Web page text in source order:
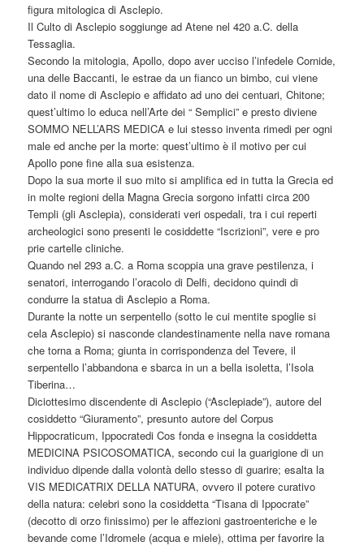
figura mitologica di Asclepio.
Il Culto di Asclepio soggiunge ad Atene nel 420 a.C. della
Tessaglia.
Secondo la mitologia, Apollo, dopo aver ucciso l’infedele Cornide,
una delle Baccanti, le estrae da un fianco un bimbo, cui viene
dato il nome di Asclepio e affidato ad uno dei centuari, Chitone;
quest’ultimo lo educa nell’Arte dei “ Semplici” e presto diviene
SOMMO NELL’ARS MEDICA e lui stesso inventa rimedi per ogni
male ed anche per la morte: quest’ultimo è il motivo per cui
Apollo pone fine alla sua esistenza.
Dopo la sua morte il suo mito si amplifica ed in tutta la Grecia ed
in molte regioni della Magna Grecia sorgono infatti circa 200
Templi (gli Asclepia), considerati veri ospedali, tra i cui reperti
archeologici sono presenti le cosiddette “Iscrizioni”, vere e pro
prie cartelle cliniche.
Quando nel 293 a.C. a Roma scoppia una grave pestilenza, i
senatori, interrogando l’oracolo di Delfi, decidono quindi di
condurre la statua di Asclepio a Roma.
Durante la notte un serpentello (sotto le cui mentite spoglie si
cela Asclepio) si nasconde clandestinamente nella nave romana
che torna a Roma; giunta in corrispondenza del Tevere, il
serpentello l’abbandona e sbarca in un a bella isoletta, l’Isola
Tiberina…
Diciottesimo discendente di Asclepio (“Asclepiade”), autore del
cosiddetto “Giuramento”, presunto autore del Corpus
Hippocraticum, Ippocratedi Cos fonda e insegna la cosiddetta
MEDICINA PSICOSOMATICA, secondo cui la guarigione di un
individuo dipende dalla volontà dello stesso di guarire; esalta la
VIS MEDICATRIX DELLA NATURA, ovvero il potere curativo
della natura: celebri sono la cosiddetta “Tisana di Ippocrate”
(decotto di orzo finissimo) per le affezioni gastroenteriche e le
bevande come l’Idromele (acqua e miele), ottima per favorire la